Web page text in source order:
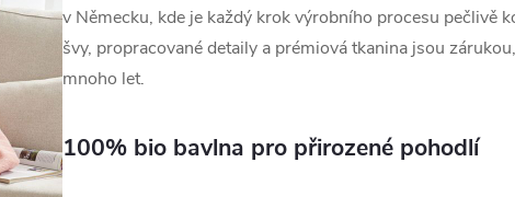
v Německu, kde je každý krok výrobního procesu pečlivě
švy, propracované detaily a prémiová tkanina jsou
mnoho let.
100% bio bavlna pro přirozené pohodlí